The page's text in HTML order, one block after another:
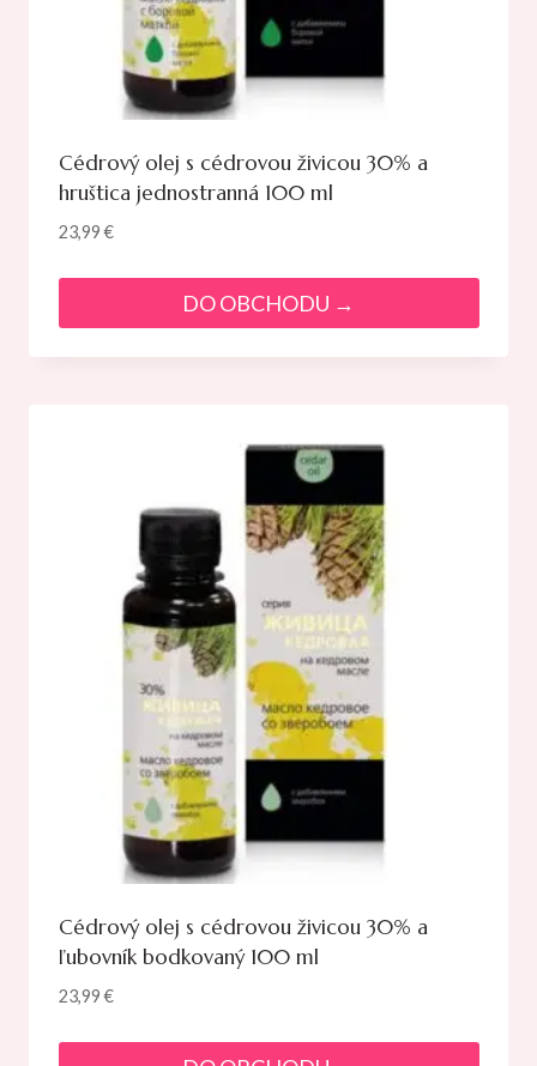
Cédrový olej s cédrovou živicou 30% a
hruštica jednostranná 100 ml
23,99€
DO OBCHODU →
Cédrový olej s cédrovou živicou 30% a
ľubovník bodkovaný 100 ml
23,99€